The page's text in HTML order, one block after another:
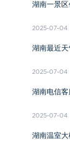
湖南一景区
体验新策略
2025-07-04
湖南最近
析
2025-07-04
湖南电信
持-详尽解
2025-07-04
湖南温室大